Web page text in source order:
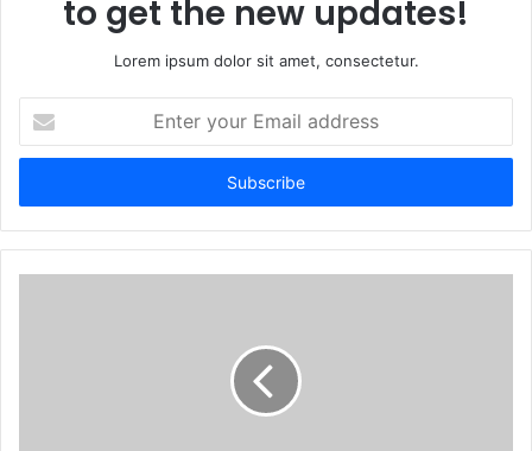
to get the new updates!
Lorem ipsum dolor sit amet, consectetur.
t
r
y